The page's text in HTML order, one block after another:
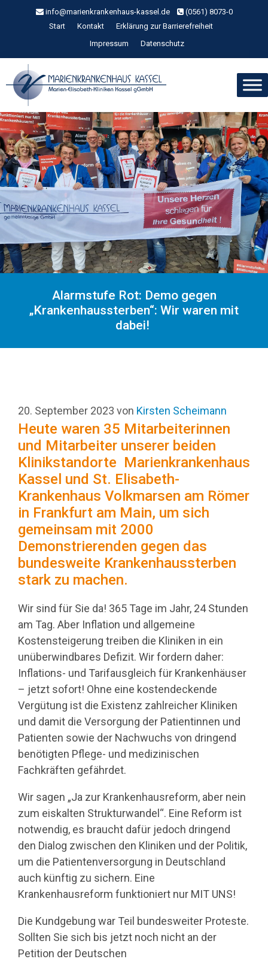
info@marienkrankenhaus-kassel.de
(0561) 8073-0
Start
Kontakt
Erklärung zur Barrierefreiheit
Impressum
Datenschutz
Alarmstufe Rot: Demo gegen
„Krankenhaussterben“: Wir waren mit
dabei!
20. September 2023 von Kirsten Scheimann
Heute waren 35 Mitarbeiterinnen
und Mitarbeiter unserer beiden
Klinikstandorte Marienkrankenhaus
Kassel und St. Elisabeth-
Krankenhaus Volkmarsen am Römer
in Frankfurt am Main, um sich
gemeinsam mit 2000
Demonstrierenden gegen das
bundesweite Krankenhaussterben
stark zu machen.
Wir sind für Sie da! 365 Tage im Jahr, 24 Stunden
am Tag. Aber Inflation und allgemeine
Kostensteigerung treiben die Kliniken in ein
unüberwindbares Defizit. Wir fordern daher:
Inflations- und Tarifausgleich für Krankenhäuser
– jetzt sofort! Ohne eine kostendeckende
Vergütung ist die Existenz zahlreicher Kliniken
und damit die Versorgung der Patientinnen und
Patienten sowie der Nachwuchs von dringend
benötigten Pflege- und medizinischen
Fachkräften gefährdet.
Wir sagen „Ja zur Krankenhausreform, aber nein
zum eiskalten Strukturwandel“. Eine Reform ist
notwendig, es braucht dafür jedoch dringend
den Dialog zwischen den Kliniken und der Politik,
um die Patientenversorgung in Deutschland
auch künftig zu sichern. Eine
Krankenhausreform funktioniert nur MIT UNS!
Die Kundgebung war Teil bundesweiter Proteste.
Sollten Sie sich bis jetzt noch nicht an der
Petition der Deutschen